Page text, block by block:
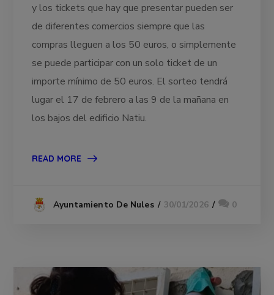
y los tickets que hay que presentar pueden ser
de diferentes comercios siempre que las
compras lleguen a los 50 euros, o simplemente
se puede participar con un solo ticket de un
importe mínimo de 50 euros. El sorteo tendrá
lugar el 17 de febrero a las 9 de la mañana en
los bajos del edificio Natiu.
READ MORE
Ayuntamiento De Nules 30/01/2026 0